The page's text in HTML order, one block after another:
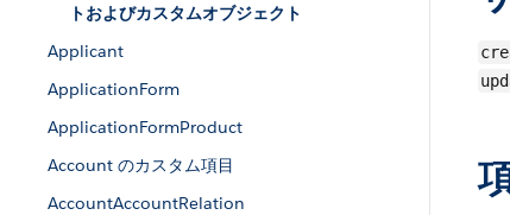
トおよびカスタムオブジェクト
Applicant
ApplicationForm
ApplicationFormProduct
Account のカスタム項目
AccountAccountRelation